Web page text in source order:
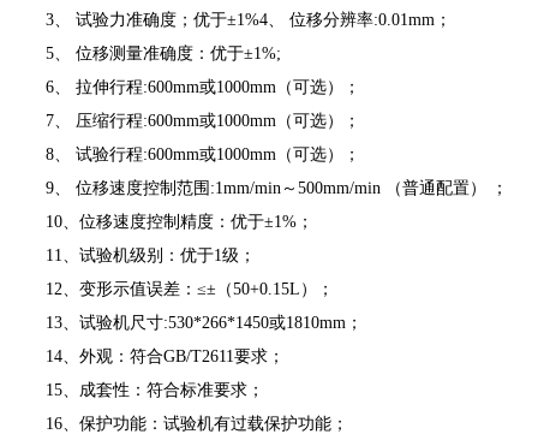
3、 试验力准确度；优于±1%4、 位移分辨率:0.01mm；
5、 位移测量准确度：优于±1%;
6、 拉伸行程:600mm或1000mm（可选）；
7、 压缩行程:600mm或1000mm（可选）；
8、 试验行程:600mm或1000mm（可选）；
9、 位移速度控制范围:1mm/min～500mm/min （普通配置） ；
10、位移速度控制精度：优于±1%；
11、试验机级别：优于1级；
12、变形示值误差：≤±（50+0.15L）；
13、试验机尺寸:530*266*1450或1810mm；
14、外观：符合GB/T2611要求；
15、成套性：符合标准要求；
16、保护功能：试验机有过载保护功能；